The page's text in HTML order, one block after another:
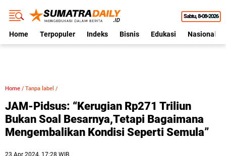
Sabtu 8•08•2026
Home Terpopuler Indeks Bisnis Edukasi Nasional
Home / Tanpa label /
JAM-Pidsus: “Kerugian Rp271 Triliun
Bukan Soal Besarnya,Tetapi Bagaimana
Mengembalikan Kondisi Seperti Semula”
23 Apr 2024, 17:28 WIB